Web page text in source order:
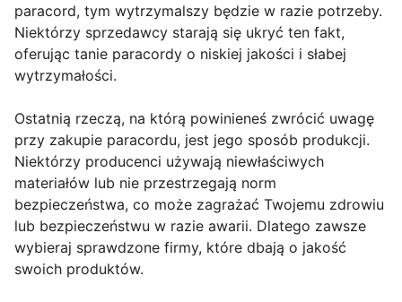
paracord, tym wytrzymalszy będzie w razie potrzeby.
Niektórzy sprzedawcy starają się ukryć ten fakt,
oferując tanie paracordy o niskiej jakości i słabej
wytrzymałości.
Ostatnią rzeczą, na którą powinieneś zwrócić uwagę
przy zakupie paracordu, jest jego sposób produkcji.
Niektórzy producenci używają niewłaściwych
materiałów lub nie przestrzegają norm
bezpieczeństwa, co może zagrażać Twojemu zdrowiu
lub bezpieczeństwu w razie awarii. Dlatego zawsze
wybieraj sprawdzone firmy, które dbają o jakość
swoich produktów.